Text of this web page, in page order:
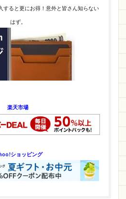
すると更にお得！意外と皆さん知らない
はず。
楽天市場
ショッピング